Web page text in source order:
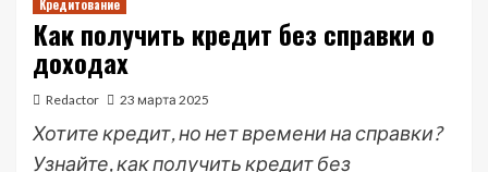
Кредитование
Как получить кредит без справки о
доходах
Redactor 23 марта 2025
Хотите кредит, но нет времени на справки?
Узнайте, как получить кредит без